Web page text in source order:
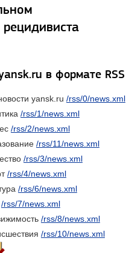
в формате RSS
yansk.ru /rss/0/news.xml
/rss/1/news.xml
/rss/2/news.xml
/rss/11/news.xml
/rss/3/news.xml
/rss/4/news.xml
/rss/6/news.xml
/rss/7/news.xml
/rss/8/news.xml
/rss/10/news.xml